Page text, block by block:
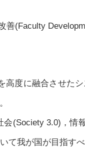
(Faculty
度に融合させた
(Society 3.0)，情
て我が国が目指す